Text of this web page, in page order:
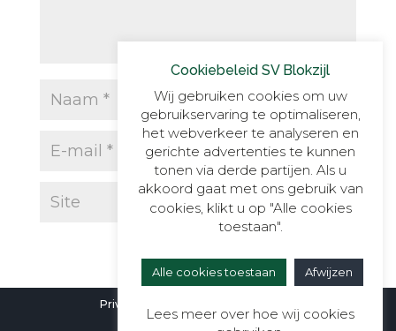
Privacyverklaring
Cookiebeleid SV Blokzijl
Wij gebruiken cookies om uw
gebruikservaring te optimaliseren,
het webverkeer te analyseren en
gerichte advertenties te kunnen
tonen via derde partijen. Als u
akkoord gaat met ons gebruik van
cookies, klikt u op "Alle cookies
toestaan".
Alle cookies toestaan Afwijzen
Lees meer over hoe wij cookies